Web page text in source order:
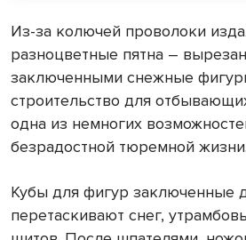
Из-за колючей проволоки
разноцветные пятна –
заключенными снежные
строительство для
одна из немногих
безрадостной тюремной жизни.
Кубы для фигур заключенные
перетаскивают снег,